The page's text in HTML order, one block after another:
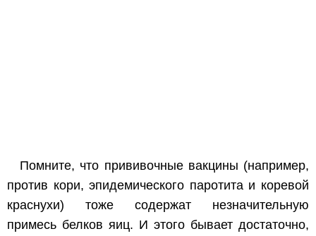
Помните, что прививочные вакцины (например,
против кори, эпидемического паротита и коревой
краснухи) тоже содержат незначительную
примесь белков яиц. И этого бывает достаточно,